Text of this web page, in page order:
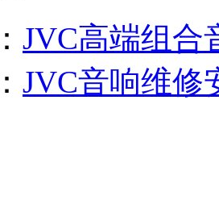
JVC高端组合
JVC音响维修